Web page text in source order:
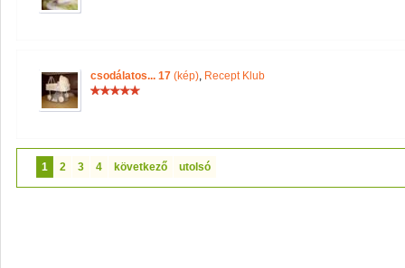
csodálatos... 17 (kép), Recept Klub
1 2 3 4 következő utolsó